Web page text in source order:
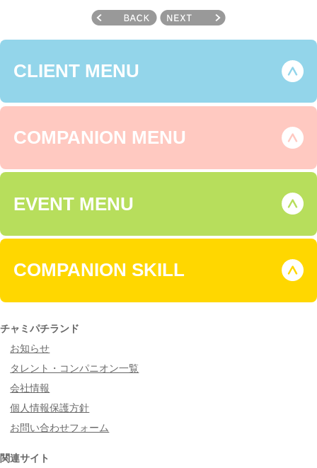
CLIENT MENU
COMPANION MENU
EVENT MENU
COMPANION SKILL
チャミパチランド
お知らせ
タレント・コンパニオン一覧
会社情報
個人情報保護方針
お問い合わせフォーム
関連サイト